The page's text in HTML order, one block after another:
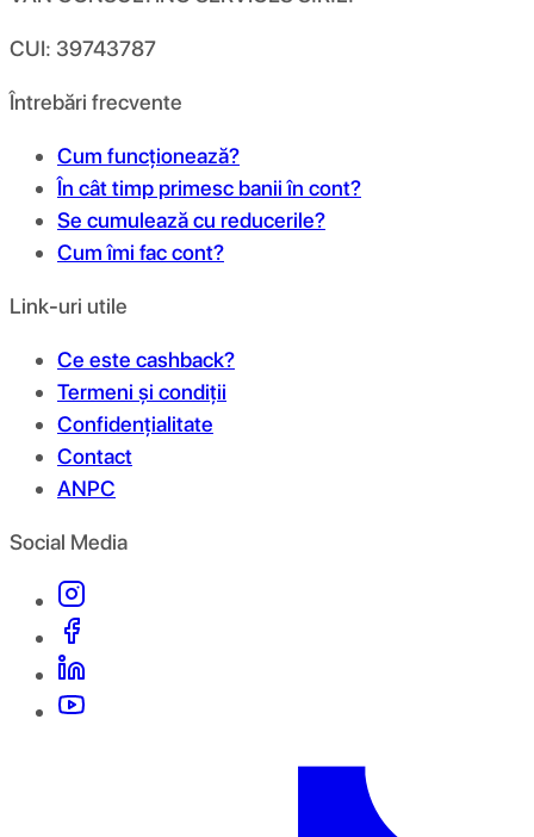
CUI: 39743787
Întrebări frecvente
Cum funcționează?
În cât timp primesc banii în cont?
Se cumulează cu reducerile?
Cum îmi fac cont?
Link-uri utile
Ce este cashback?
Termeni și condiții
Confidențialitate
Contact
ANPC
Social Media